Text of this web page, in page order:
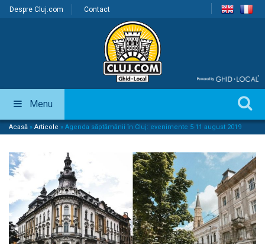
Despre Cluj.com Contact
Menu
Acasă » Articole » Agenda săptămânii în Cluj: evenimente 5-11 august 2019